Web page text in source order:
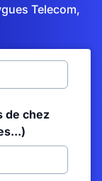
Telecom,
de chez